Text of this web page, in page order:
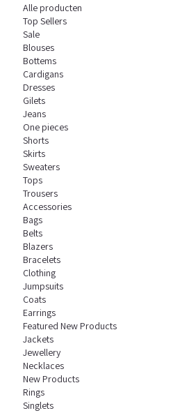
Alle producten
Top Sellers
Sale
Blouses
Bottems
Cardigans
Dresses
Gilets
Jeans
One pieces
Shorts
Skirts
Sweaters
Tops
Trousers
Accessories
Bags
Belts
Blazers
Bracelets
Clothing
Jumpsuits
Coats
Earrings
Featured New Products
Jackets
Jewellery
Necklaces
New Products
Rings
Singlets